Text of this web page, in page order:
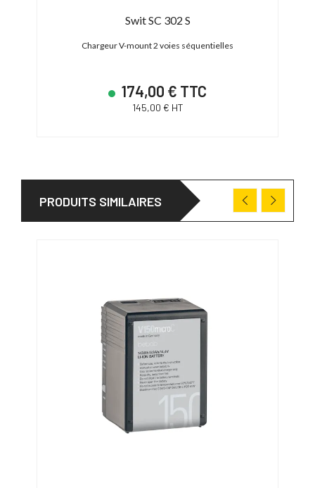
Swit SC 302 S
Chargeur V-mount 2 voies séquentielles
174,00 € TTC
145,00 € HT
PRODUITS SIMILAIRES